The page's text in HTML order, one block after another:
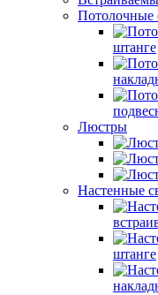
Потолочные
штанге
Люстры
Настенные
штанге